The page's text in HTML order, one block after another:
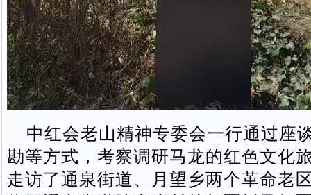
中红会老山精神专委会一行通过座
勘等方式，考察调研马龙的红色文化
走访了通泉街道、月望乡两个革命老